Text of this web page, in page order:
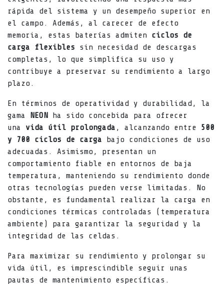
rápida del sistema y un desempeño superior en
el campo. Además, al carecer de efecto
memoria, estas baterías admiten ciclos de
carga flexibles sin necesidad de descargas
completas, lo que simplifica su uso y
contribuye a preservar su rendimiento a largo
plazo.
En términos de operatividad y durabilidad, la
gama
NEON ha sido concebida para ofrecer
una vida útil prolongada , alcanzando entre 500
y 700 ciclos de carga bajo condiciones de uso
adecuadas. Asimismo, presentan un
comportamiento fiable en entornos de baja
temperatura, manteniendo su rendimiento donde
otras tecnologías pueden verse limitadas. No
obstante, es fundamental realizar la carga en
condiciones térmicas controladas (temperatura
ambiente) para garantizar la seguridad y la
integridad de las celdas.
Para maximizar su rendimiento y prolongar su
vida útil, es imprescindible seguir unas
pautas de mantenimiento específicas.